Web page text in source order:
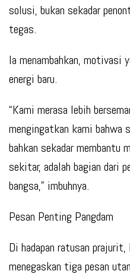
solusi, bukan sekadar
tegas.
Ia menambahkan, motivasi
energi baru.
“Kami merasa lebih
mengingatkan kami
bahkan sekadar membantu
sekitar, adalah bagian dari
bangsa,” imbuhnya.
Pesan Penting Pangdam
Di hadapan ratusan
menegaskan tiga pesan